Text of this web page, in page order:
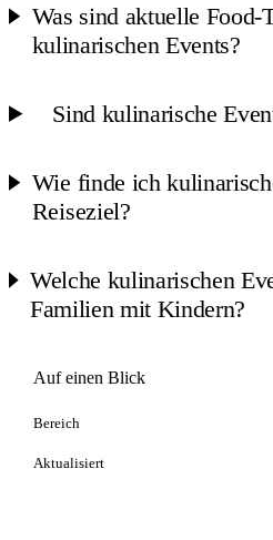
Was sind aktuelle Food-
kulinarischen Events?
Sind kulinarische
Wie finde ich
Reiseziel?
Welche kulinarischen
Familien mit Kindern?
Auf einen Blick
Bereich
Aktualisiert